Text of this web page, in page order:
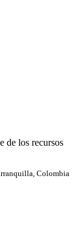
de los recursos
Colombia